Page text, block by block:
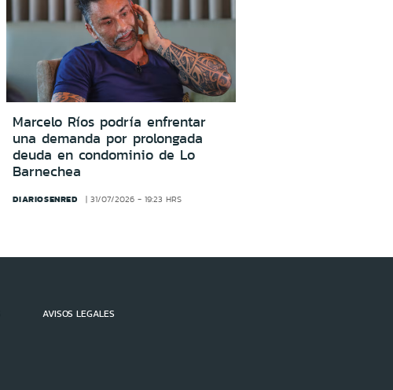
Marcelo Ríos podría enfrentar
una demanda por prolongada
deuda en condominio de Lo
Barnechea
DIARIOSENRED 31/07/2026 - 19:23 HRS
AVISOS LEGALES